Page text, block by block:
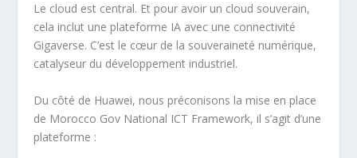
Le cloud est central. Et pour avoir un cloud souverain,
cela inclut une plateforme IA avec une connectivité
Gigaverse. C’est le cœur de la souveraineté numérique,
catalyseur du développement industriel.
Du côté de Huawei, nous préconisons la mise en place
de Morocco Gov National ICT Framework, il s’agit d’une
plateforme :